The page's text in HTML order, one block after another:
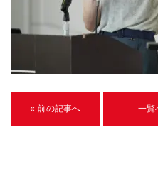
入学案内
イベント
ブログ
« 前の記事へ 一覧